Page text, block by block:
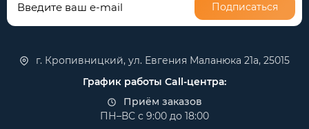
Подписаться
г. Кропивницкий, ул. Евгения Маланюка 21а, 25015
График работы Call-центра:
Приём заказов
ПН–ВС с 9:00 до 18:00